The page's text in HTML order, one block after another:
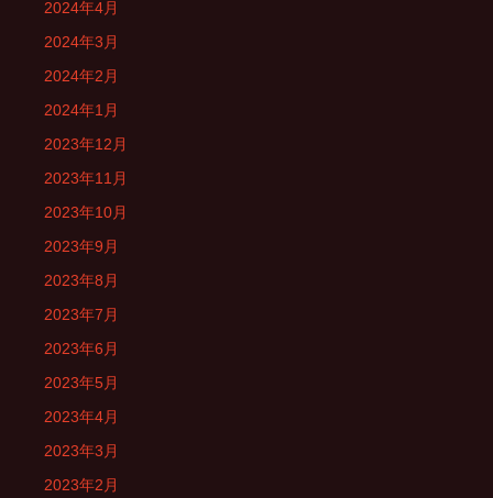
2024年4月
2024年3月
2024年2月
2024年1月
2023年12月
2023年11月
2023年10月
2023年9月
2023年8月
2023年7月
2023年6月
2023年5月
2023年4月
2023年3月
2023年2月